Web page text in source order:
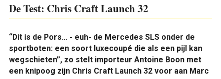
De Test: Chris Craft Launch 32
“Dit is de Pors… - euh- de Mercedes SLS onder de
sportboten: een soort luxecoupé die als een pijl kan
wegschieten”, zo stelt importeur Antoine Boon met
een knipoog zijn Chris Craft Launch 32 voor aan Marc